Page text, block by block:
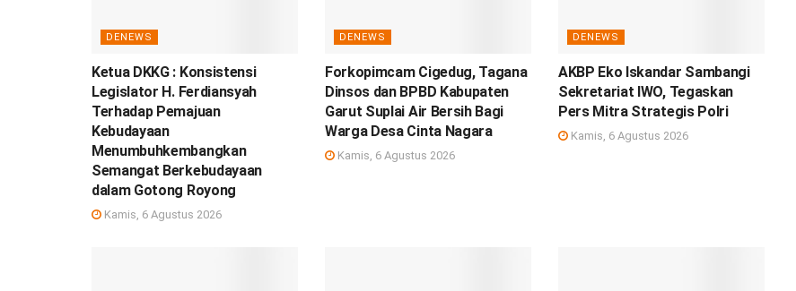
DENEWS
Ketua DKKG : Konsistensi
Legislator H. Ferdiansyah
Terhadap Pemajuan
Kebudayaan
Menumbuhkembangkan
Semangat Berkebudayaan
dalam Gotong Royong
Kamis, 6 Agustus 2026
DENEWS
Forkopimcam Cigedug, Tagana
Dinsos dan BPBD Kabupaten
Garut Suplai Air Bersih Bagi
Warga Desa Cinta Nagara
Kamis, 6 Agustus 2026
DENEWS
AKBP Eko Iskandar Sambangi
Sekretariat IWO, Tegaskan
Pers Mitra Strategis Polri
Kamis, 6 Agustus 2026